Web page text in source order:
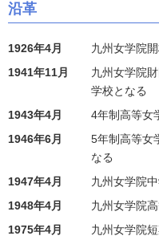
沿革
1926年4月
九州女学院
1941年11月
九州女学院
学校となる
1943年4月
4年制高等女
1946年6月
5年制高等女
なる
1947年4月
九州女学院
1948年4月
九州女学院
1975年4月
九州女学院